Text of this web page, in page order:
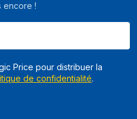
encore !
Price pour distribuer la
de confidentialité.